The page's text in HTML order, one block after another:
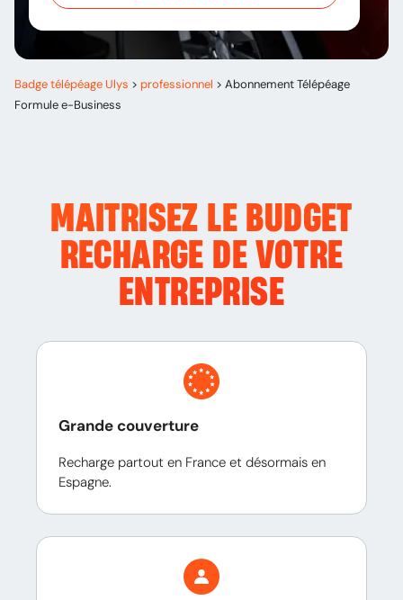
Badge télépéage Ulys > professionnel > Abonnement Télépéage
Formule e-Business
MAITRISEZ LE BUDGET
RECHARGE DE VOTRE
ENTREPRISE
Grande couverture
Recharge partout en France et désormais en
Espagne.